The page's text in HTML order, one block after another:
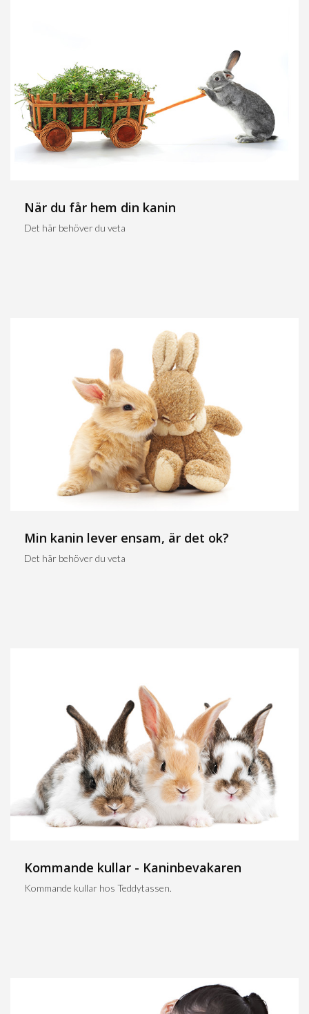
När du får hem din kanin
Det här behöver du veta
Min kanin lever ensam, är det ok?
Det här behöver du veta
Kommande kullar - Kaninbevakaren
Kommande kullar hos Teddytassen.